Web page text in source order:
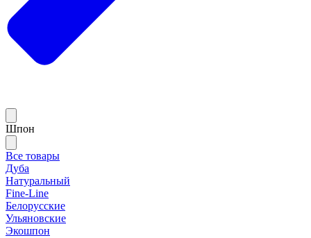
Шпон
Все товары
Дуба
Натуральный
Fine-Line
Белорусские
Ульяновские
Экошпон